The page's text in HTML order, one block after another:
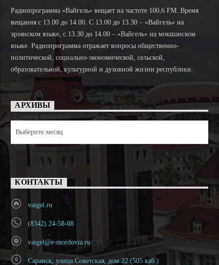
Радиопрограмма «Вайгель» вещает на частоте 100,6 FM. Время
вещания с 13.00 до 14.00. C 13.00 до 13.30 – «Вайгель» на
эрзянском языке, с 13.30 до 14.00 – «Вайгель» на мокшанском
языке. Радиопрограмма отражает вопросы общественно-
политической, социально-экономической, сельской,
образовательной, культурной и духовной жизни республики.
АРХИВЫ
КОНТАКТЫ
vaigel.ru
(8342) 24-58-08
vaigel@e-mordovia.ru
Саранск, улица Советская, дом 22 (505 каб.)